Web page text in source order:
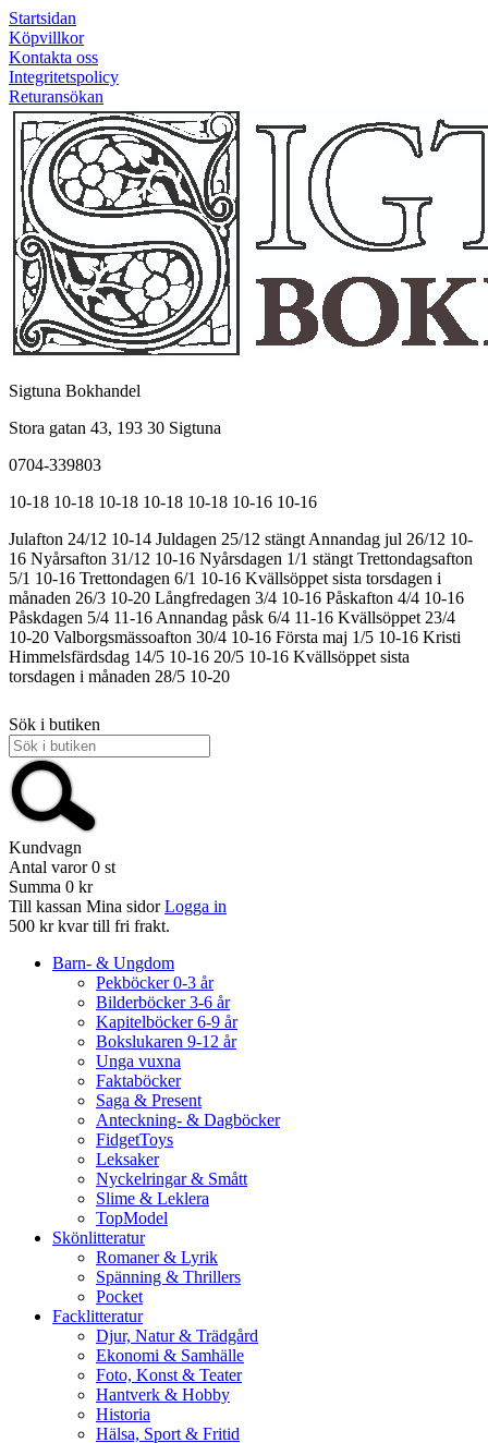
Startsidan
Köpvillkor
Kontakta oss
Integritetspolicy
Returansökan
Sigtuna Bokhandel
Stora gatan 43, 193 30 Sigtuna
0704-339803
10-18 10-18 10-18 10-18 10-18 10-16 10-16
Julafton 24/12 10-14 Juldagen 25/12 stängt Annandag jul 26/12 10-
16 Nyårsafton 31/12 10-16 Nyårsdagen 1/1 stängt Trettondagsafton
5/1 10-16 Trettondagen 6/1 10-16 Kvällsöppet sista torsdagen i
månaden 26/3 10-20 Långfredagen 3/4 10-16 Påskafton 4/4 10-16
Påskdagen 5/4 11-16 Annandag påsk 6/4 11-16 Kvällsöppet 23/4
10-20 Valborgsmässoafton 30/4 10-16 Första maj 1/5 10-16 Kristi
Himmelsfärdsdag 14/5 10-16 20/5 10-16 Kvällsöppet sista
torsdagen i månaden 28/5 10-20
Sök i butiken
Kundvagn
Antal varor 0 st
Summa 0 kr
Till kassan Mina sidor Logga in
500 kr kvar till fri frakt.
Barn- & Ungdom
Pekböcker 0-3 år
Bilderböcker 3-6 år
Kapitelböcker 6-9 år
Bokslukaren 9-12 år
Unga vuxna
Faktaböcker
Saga & Present
Anteckning- & Dagböcker
FidgetToys
Leksaker
Nyckelringar & Smått
Slime & Leklera
TopModel
Skönlitteratur
Romaner & Lyrik
Spänning & Thrillers
Pocket
Facklitteratur
Djur, Natur & Trädgård
Ekonomi & Samhälle
Foto, Konst & Teater
Hantverk & Hobby
Historia
Hälsa, Sport & Fritid